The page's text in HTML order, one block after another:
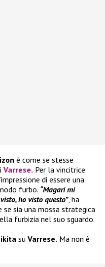
è come se stesse
Varrese. Per la vincitrice
di essere una
furbo. “Magari mi
ho visto questo”, ha
se sia una mossa strategica
furbizia nel suo sguardo.
su Varrese. Ma non è